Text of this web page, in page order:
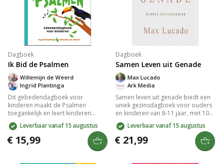
Dagboek
Ik Bid de Psalmen
Ingrid Plantinga
Willemijn de Weerd
Dit gebedendagboek voor
kinderen maakt de Psalmen
toegankelijk en leert kinderen
veelzijdig bidden. Het bevat
vragen, uitleg en eenvoudige
gebeden die aansluiten bij hun
leefwereld, waardoor ze een
intieme communicatie met God
Leverbaar vanaf 15 augustus
€ 15,99
Dagboek
Samen Leven uit Genade
Ark Media
Max Lucado
Samen leven uit genade biedt een
uniek gezinsdagboek voor ouders
en kinderen van 8-11 jaar, met 100
inspirerende dagboekteksten van
Max Lucado. Beleef dagelijks
waardevolle momenten door
samen te lezen, praten en bidden
Leverbaar vanaf 15 augustus
€ 21,99